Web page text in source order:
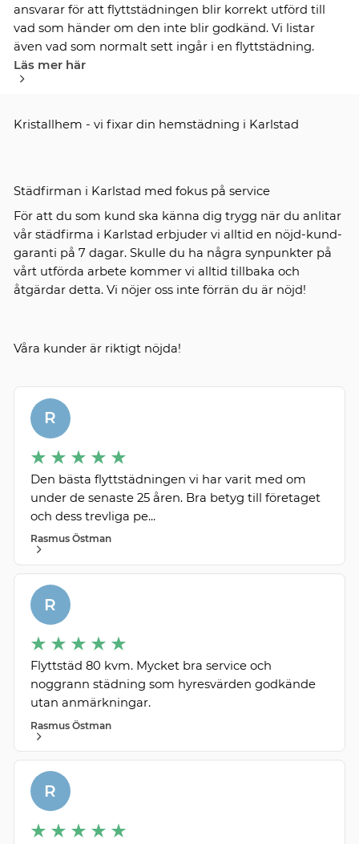
ansvarar för att flyttstädningen blir korrekt utförd till
vad som händer om den inte blir godkänd. Vi listar
även vad som normalt sett ingår i en flyttstädning.
Läs mer här
Kristallhem - vi fixar din hemstädning i Karlstad
Städfirman i Karlstad med fokus på service
För att du som kund ska känna dig trygg när du anlitar
vår städfirma i Karlstad erbjuder vi alltid en nöjd-kund-
garanti på 7 dagar. Skulle du ha några synpunkter på
vårt utförda arbete kommer vi alltid tillbaka och
åtgärdar detta. Vi nöjer oss inte förrän du är nöjd!
Våra kunder är riktigt nöjda!
R
Den bästa flyttstädningen vi har varit med om
under de senaste 25 åren. Bra betyg till företaget
och dess trevliga pe...
Rasmus Östman
R
Flyttstäd 80 kvm. Mycket bra service och
noggrann städning som hyresvärden godkände
utan anmärkningar.
Rasmus Östman
R